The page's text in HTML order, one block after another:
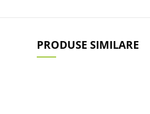
PRODUSE SIMILARE